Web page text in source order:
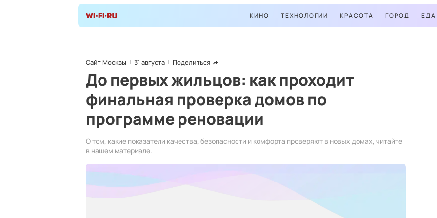
КИНО ТЕХНОЛОГИИ КРАСОТА ГОРОД ЕДА
Сайт Москвы 31 августа Поделиться
До первых жильцов: как проходит
финальная проверка домов по
программе реновации
О том, какие показатели качества, безопасности и комфорта проверяют в новых домах, читайте
в нашем материале.